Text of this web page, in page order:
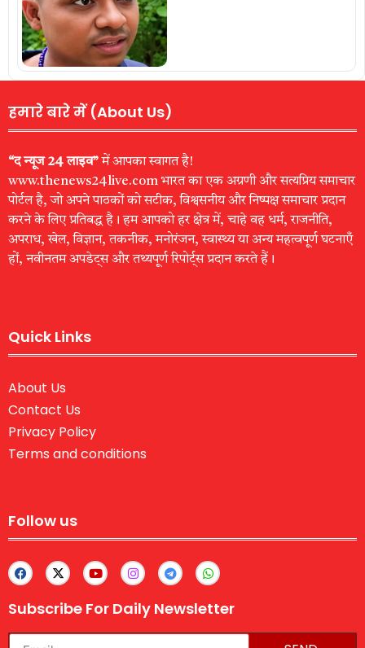
हमारे बारे में (About Us)
“द न्यूज 24 लाइव”में आपका स्वागत है!
www.thenews24live.com भारत का एक अग्रणी और सत्यप्रिय समाचार
पोर्टल है, जो अपने पाठकों को सटीक, विश्वसनीय और निष्पक्ष समाचार प्रदान
करने के लिए प्रतिबद्ध है। हम आपको हर क्षेत्र में, चाहे वह धर्म, राजनीति,
अपराध, खेल, विज्ञान, तकनीक, मनोरंजन, स्वास्थ्य या अन्य महत्वपूर्ण घटनाएँ
हों, नवीनतम अपडेट्स और तथ्यपूर्ण रिपोर्ट्स प्रदान करते हैं।
Quick Links
About Us
Contact Us
Privacy Policy
Terms and conditions
Follow us
Subscribe For Daily Newsletter